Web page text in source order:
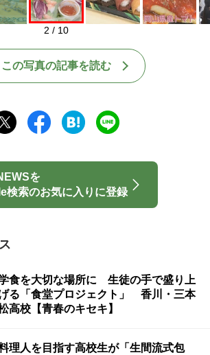
2 / 10
この写真の記事を読む
を
検索のお気に入りに登録
食を大切な場所に 生徒の手で盛り上
る「食堂プロジェクト」 香川・三本
高校【青春のキセキ】
理人を目指す高校生が「生間流式包